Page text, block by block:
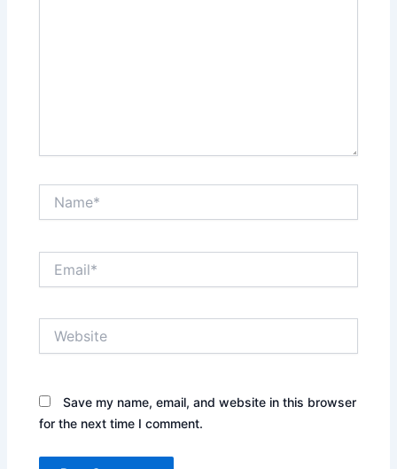
Save my name, email, and website in this browser
for the next time I comment.